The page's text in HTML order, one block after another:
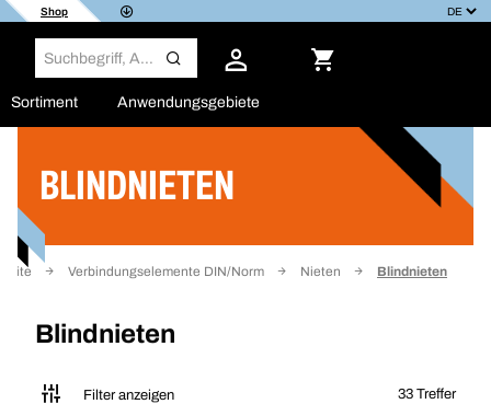
Shop
Sortiment Anwendungsgebiete
BLINDNIETEN
Verbindungselemente DIN/Norm Nieten Blindnieten
Blindnieten
Filter anzeigen 33 Treffer
Filter